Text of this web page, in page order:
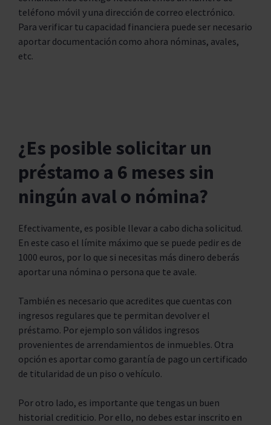
teléfono móvil y una dirección de correo electrónico.
Para verificar tu capacidad financiera puede ser necesario
aportar documentación como ahora nóminas, avales,
etc.
¿Es posible solicitar un
préstamo a 6 meses sin
ningún aval o nómina?
Efectivamente, es posible llevar a cabo dicha solicitud.
En este caso el límite máximo que se puede pedir es de
1000 euros, por lo que si necesitas más dinero deberás
aportar una nómina o persona que te avale.
También es necesario que acredites que cuentas con
ingresos regulares que te permitan devolver el
préstamo. Por ejemplo son válidos ingresos
provenientes de arrendamientos de inmuebles. Otra
opción es aportar como garantía de pago un certificado
de titularidad de un piso o vehículo.
Por otro lado, es importante que tengas un buen
historial crediticio. Por ello, no debes estar inscrito en